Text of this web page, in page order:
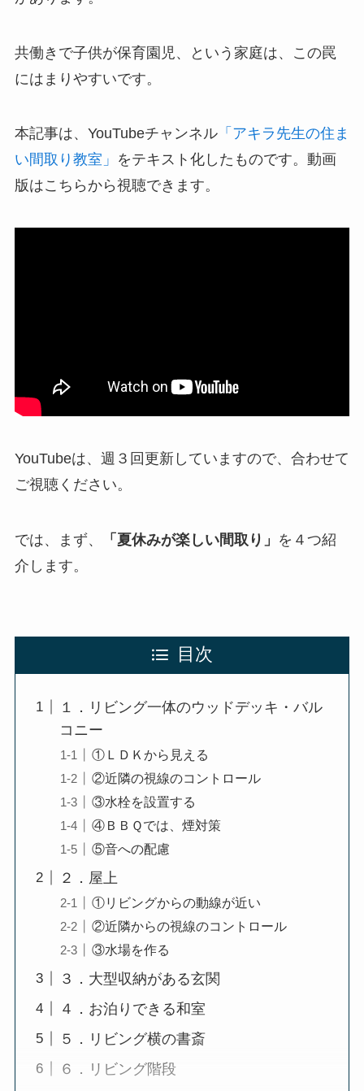
共働きで子供が保育園児、という家庭は、この罠
にはまりやすいです。
本記事は、YouTubeチャンネル「アキラ先生の住ま
い間取り教室」 をテキスト化したものです。動画
版はこちらから視聴できます。
YouTubeは、週３回更新していますので、合わせて
ご視聴ください。
では、まず、 「夏休みが楽しい間取り」 を４つ紹
介します。
目次
１．リビング一体のウッドデッキ・バル
コニー
①ＬＤＫから見える
②近隣の視線のコントロール
③水栓を設置する
④ＢＢＱでは、煙対策
⑤音への配慮
２．屋上
①リビングからの動線が近い
②近隣からの視線のコントロール
③水場を作る
３．大型収納がある玄関
４．お泊りできる和室
５．リビング横の書斎
６．リビング階段